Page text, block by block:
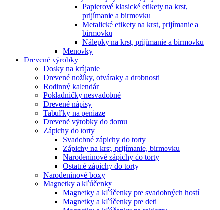
Papierové klasické etikety na krst,
prijímanie a birmovku
Metalické etikety na krst, prijímanie a
birmovku
Nálepky na krst, prijímanie a birmovku
Menovky
Drevené výrobky
Dosky na krájanie
Drevené nožíky, otváraky a drobnosti
Rodinný kalendár
Pokladničky nesvadobné
Drevené nápisy
Tabuľky na peniaze
Drevené výrobky do domu
Zápichy do torty
Svadobné zápichy do torty
Zápichy na krst, prijímanie, birmovku
Narodeninové zápichy do torty
Ostatné zápichy do torty
Narodeninové boxy
Magnetky a kľúčenky
Magnetky a kľúčenky pre svadobných hostí
Magnetky a kľúčenky pre deti